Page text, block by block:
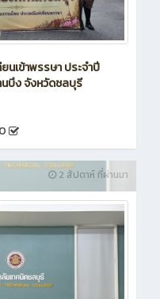
นเข้าพรรษา ประจำปี
บึง จังหวัดชลบุรี
0
2 สัปดาห์ ที่ผ่านมา